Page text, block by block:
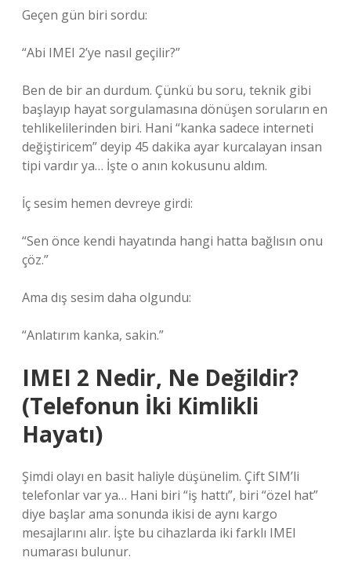
Geçen gün biri sordu:
“Abi IMEI 2’ye nasıl geçilir?”
Ben de bir an durdum. Çünkü bu soru, teknik gibi
başlayıp hayat sorgulamasına dönüşen soruların en
tehlikelilerinden biri. Hani “kanka sadece interneti
değiştiricem” deyip 45 dakika ayar kurcalayan insan
tipi vardır ya… İşte o anın kokusunu aldım.
İç sesim hemen devreye girdi:
“Sen önce kendi hayatında hangi hatta bağlısın onu
çöz.”
Ama dış sesim daha olgundu:
“Anlatırım kanka, sakin.”
IMEI 2 Nedir, Ne Değildir?
(Telefonun İki Kimlikli
Hayatı)
Şimdi olayı en basit haliyle düşünelim. Çift SIM’li
telefonlar var ya… Hani biri “iş hattı”, biri “özel hat”
diye başlar ama sonunda ikisi de aynı kargo
mesajlarını alır. İşte bu cihazlarda iki farklı IMEI
numarası bulunur.